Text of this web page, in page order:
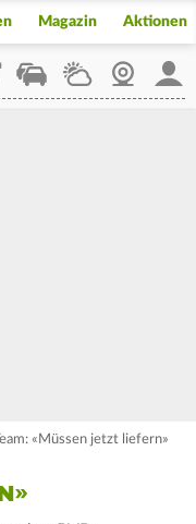
Magazin Aktionen
StaupilotWetterWebcam
«Müssen jetzt liefern»